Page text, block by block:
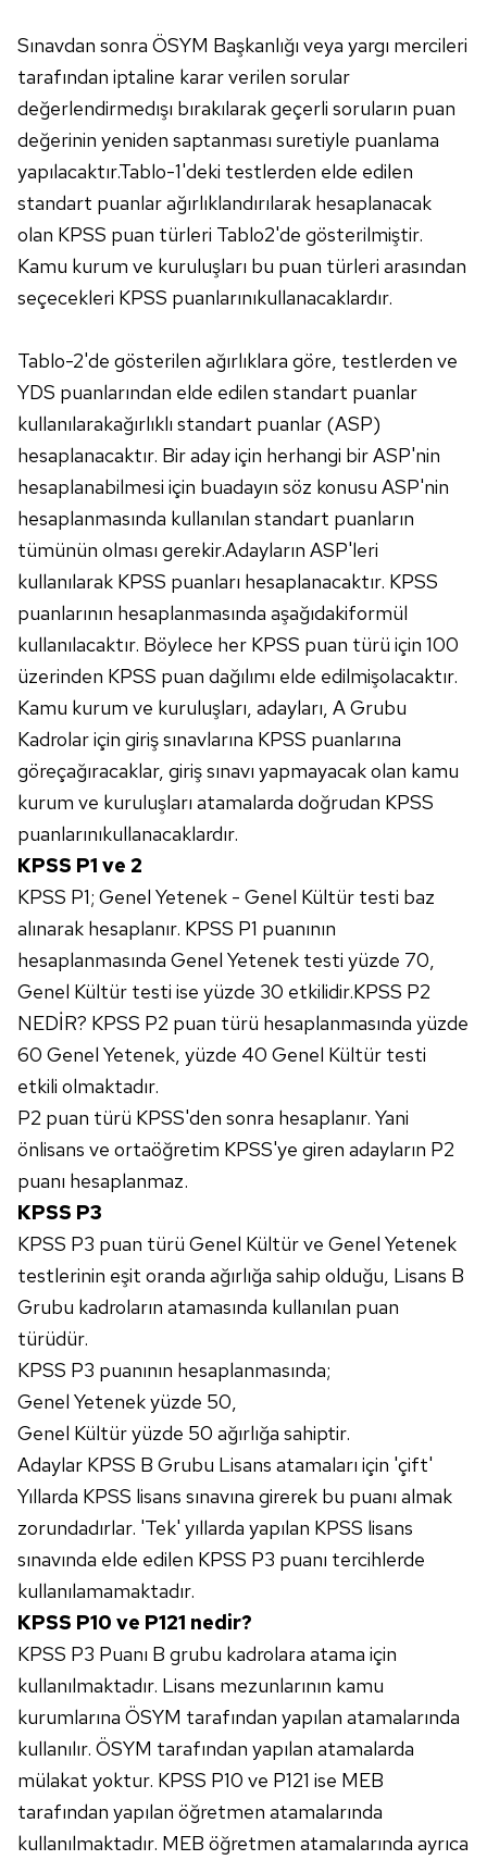
Sınavdan sonra ÖSYM Başkanlığı veya yargı mercileri
tarafından iptaline karar verilen sorular
değerlendirmedışı bırakılarak geçerli soruların puan
değerinin yeniden saptanması suretiyle puanlama
yapılacaktır.Tablo-1'deki testlerden elde edilen
standart puanlar ağırlıklandırılarak hesaplanacak
olan KPSS puan türleri Tablo2'de gösterilmiştir.
Kamu kurum ve kuruluşları bu puan türleri arasından
seçecekleri KPSS puanlarınıkullanacaklardır.
Tablo-2'de gösterilen ağırlıklara göre, testlerden ve
YDS puanlarından elde edilen standart puanlar
kullanılarakağırlıklı standart puanlar (ASP)
hesaplanacaktır. Bir aday için herhangi bir ASP'nin
hesaplanabilmesi için buadayın söz konusu ASP'nin
hesaplanmasında kullanılan standart puanların
tümünün olması gerekir.Adayların ASP'leri
kullanılarak KPSS puanları hesaplanacaktır. KPSS
puanlarının hesaplanmasında aşağıdakiformül
kullanılacaktır. Böylece her KPSS puan türü için 100
üzerinden KPSS puan dağılımı elde edilmişolacaktır.
Kamu kurum ve kuruluşları, adayları, A Grubu
Kadrolar için giriş sınavlarına KPSS puanlarına
göreçağıracaklar, giriş sınavı yapmayacak olan kamu
kurum ve kuruluşları atamalarda doğrudan KPSS
puanlarınıkullanacaklardır.
KPSS P1 ve 2
KPSS P1; Genel Yetenek - Genel Kültür testi baz
alınarak hesaplanır. KPSS P1 puanının
hesaplanmasında Genel Yetenek testi yüzde 70,
Genel Kültür testi ise yüzde 30 etkilidir.KPSS P2
NEDİR? KPSS P2 puan türü hesaplanmasında yüzde
60 Genel Yetenek, yüzde 40 Genel Kültür testi
etkili olmaktadır.
P2 puan türü KPSS'den sonra hesaplanır. Yani
önlisans ve ortaöğretim KPSS'ye giren adayların P2
puanı hesaplanmaz.
KPSS P3
KPSS P3 puan türü Genel Kültür ve Genel Yetenek
testlerinin eşit oranda ağırlığa sahip olduğu, Lisans B
Grubu kadroların atamasında kullanılan puan
türüdür.
KPSS P3 puanının hesaplanmasında;
Genel Yetenek yüzde 50,
Genel Kültür yüzde 50 ağırlığa sahiptir.
Adaylar KPSS B Grubu Lisans atamaları için 'çift'
Yıllarda KPSS lisans sınavına girerek bu puanı almak
zorundadırlar. 'Tek' yıllarda yapılan KPSS lisans
sınavında elde edilen KPSS P3 puanı tercihlerde
kullanılamamaktadır.
KPSS P10 ve P121 nedir?
KPSS P3 Puanı B grubu kadrolara atama için
kullanılmaktadır. Lisans mezunlarının kamu
kurumlarına ÖSYM tarafından yapılan atamalarında
kullanılır. ÖSYM tarafından yapılan atamalarda
mülakat yoktur. KPSS P10 ve P121 ise MEB
tarafından yapılan öğretmen atamalarında
kullanılmaktadır. MEB öğretmen atamalarında ayrıca